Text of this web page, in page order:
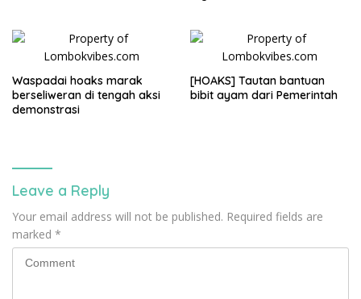
Waspadai hoaks marak
berseliweran di tengah aksi
demonstrasi
[HOAKS] Tautan bantuan
bibit ayam dari Pemerintah
Leave a Reply
Your email address will not be published. Required fields are
marked *